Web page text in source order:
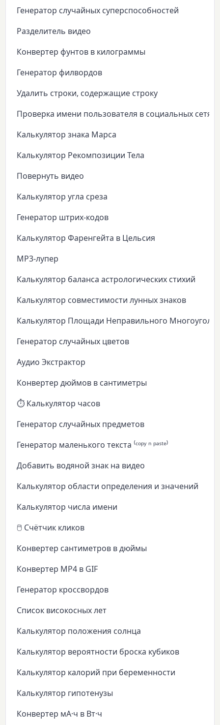
Генератор случайных суперспособностей
Разделитель видео
Конвертер фунтов в килограммы
Генератор филвордов
Удалить строки, содержащие строку
Проверка имени пользователя в социальных сетях
Калькулятор знака Марса
Калькулятор Рекомпозиции Тела
Повернуть видео
Калькулятор угла среза
Генератор штрих-кодов
Калькулятор Фаренгейта в Цельсия
MP3-лупер
Калькулятор баланса астрологических стихий
Калькулятор совместимости лунных знаков
Калькулятор Площади Неправильного
Генератор случайных цветов
Аудио Экстрактор
Конвертер дюймов в сантиметры
⏱️ Калькулятор часов
Генератор случайных предметов
Генератор маленького текста ⁽ᶜᵒᵖʸ ⁿ ᵖᵃˢᵗᵉ⁾
Добавить водяной знак на видео
Калькулятор области определения и значений
Калькулятор числа имени
🖱️ Счётчик кликов
Конвертер сантиметров в дюймы
Конвертер MP4 в GIF
Генератор кроссвордов
Список високосных лет
Калькулятор положения солнца
Калькулятор вероятности броска кубиков
Калькулятор калорий при беременности
Калькулятор гипотенузы
Конвертер мА·ч в Вт·ч